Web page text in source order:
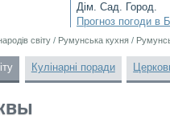
Дім. Сад. Город.
Прогноз погоди в
світу / Румунська кухня /
Кулінарні поради